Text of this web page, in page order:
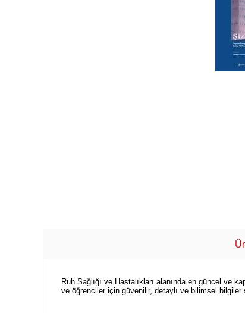
Ruh Sağlığı ve Hastalıkları alanında en güncel ve
ve öğrenciler için güvenilir, detaylı ve bilimsel bilgiler